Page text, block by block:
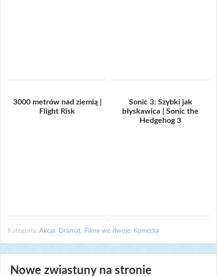
3000 metrów nad ziemią |
Flight Risk
Sonic 3: Szybki jak
błyskawica | Sonic the
Hedgehog 3
Kategoria: Akcja, Dramat, Filmy we dwoje, Komedia
Nowe zwiastuny na stronie